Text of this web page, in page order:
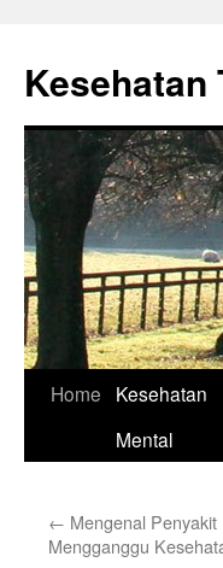
content
Kesehatan
Home
Kesehatan
Mental
← Mengenal
Mengganggu